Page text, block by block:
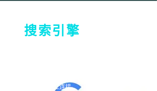
搜索引擎
第一时间建立连接。